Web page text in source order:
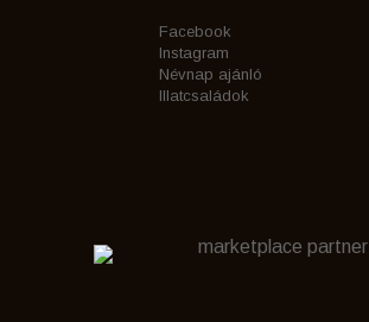
Facebook
Instagram
Névnap ajánló
Illatcsaládok
marketplace partner